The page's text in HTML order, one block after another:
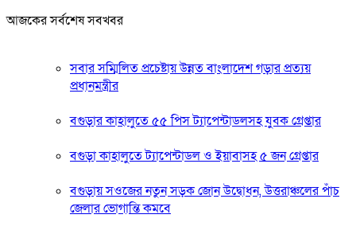
আজকের সর্বশেষ সবখবর
সবার সম্মিলিত প্রচেষ্টায় উন্নত বাংলাদেশ গড়ার প্রত্যয়
প্রধানমন্ত্রীর
বগুড়ার কাহালুতে ৫৫ পিস ট্যাপেন্টাডলসহ যুবক গ্রেপ্তার
বগুড়া কাহালুতে ট্যাপেন্টাডল ও ইয়াবাসহ ৫ জন গ্রেপ্তার
বগুড়ায় সওজের নতুন সড়ক জোন উদ্বোধন, উত্তরাঞ্চলের পাঁচ
জেলার ভোগান্তি কমবে